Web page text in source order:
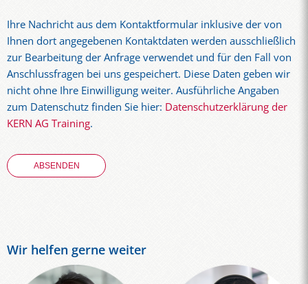
Ihre Nachricht aus dem Kontaktformular inklusive der von
Ihnen dort angegebenen Kontaktdaten werden ausschließlich
zur Bearbeitung der Anfrage verwendet und für den Fall von
Anschlussfragen bei uns gespeichert. Diese Daten geben wir
nicht ohne Ihre Einwilligung weiter. Ausführliche Angaben
zum Datenschutz finden Sie hier: Datenschutzerklärung der
KERN AG Training.
Wir helfen gerne weiter